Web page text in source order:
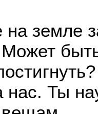
на земле
нас. Ты